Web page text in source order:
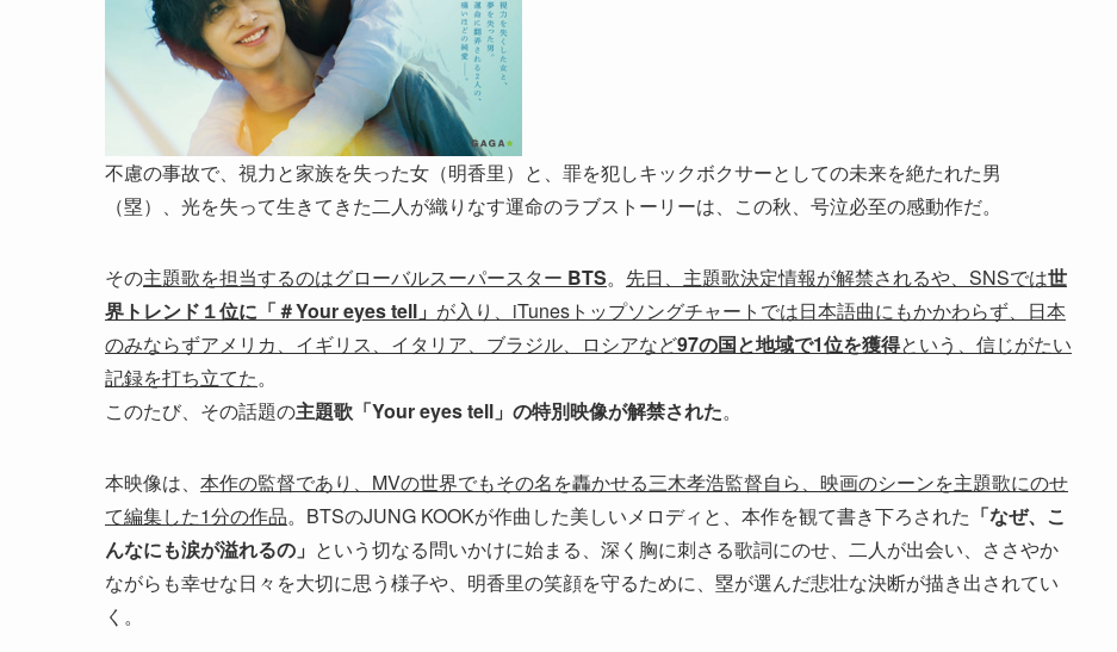
不慮の事故で、視力と家族を失った女（明香里）と、罪を犯しキックボクサーとしての未来を絶たれた男
（塁）、光を失って生きてきた二人が織りなす運命のラブストーリーは、この秋、号泣必至の感動作だ。
その主題歌を担当するのはグローバルスーパースター BTS。 先日、主題歌決定情報が解禁されるや、SNSでは世
界トレンド１位に「＃Your eyes tell」 が入り、iTunesトップソングチャートでは日本語曲にもかかわらず、日本
のみならずアメリカ、イギリス、イタリア、ブラジル、ロシアなど97の国と地域で1位を獲得という、信じがたい
記録を打ち立てた。
このたび、その話題の主題歌「Your eyes tell」の特別映像が解禁された。
本映像は、 本作の監督であり、MVの世界でもその名を轟かせる三木孝浩監督自ら、 映画のシーンを主題歌にのせ
て編集した1分の作品。BTSのJUNG KOOKが作曲した美しいメロディと、本作を観て書き下ろされた 「なぜ、こ
んなにも涙が溢れるの」 という切なる問いかけに始まる、深く胸に刺さる歌詞にのせ、二人が出会い、ささやか
ながらも幸せな日々を大切に思う様子や、明香里の笑顔を守るために、塁が選んだ悲壮な決断が描き出されてい
く。